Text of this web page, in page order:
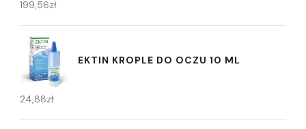
199,56zł
EKTIN KROPLE DO OCZU 10 ML
24,88zł